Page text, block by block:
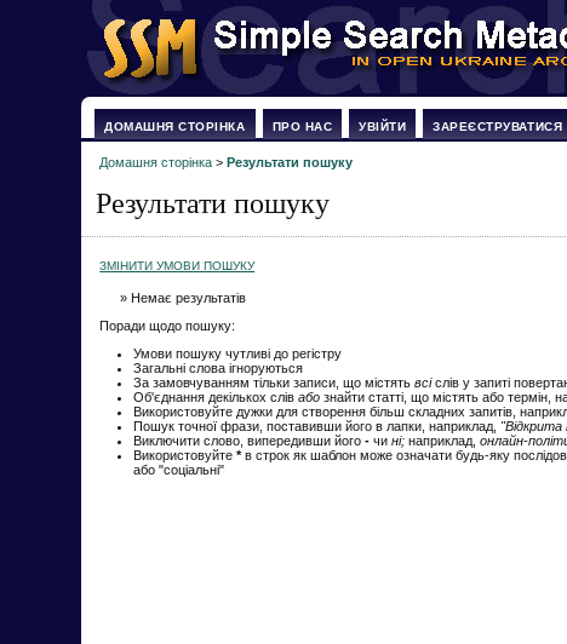
ДОМАШНЯ СТОРІНКА ПРО НАС УВІЙТИ ЗАРЕЄСТРУВАТИСЯ
Домашня сторінка >Результати пошуку
Результати пошуку
ЗМІНИТИ УМОВИ ПОШУКУ
» Немає результатів
Поради щодо пошуку:
Умови пошуку чутливі до регістру
Загальні слова ігноруються
За замовчуванням тільки записи, що містятьвсіслів у запиті
Об'єднання декількох слівабо знайти статті, що містять або термін,
Використовуйте дужки для створення більш складних запитів,
Пошук точної фрази, поставивши його в лапки, наприклад, "Відкрита
Виключити слово, випередивши його- чині; наприклад,онлайн-
Використовуйте*в строк як шаблон може означати будь-яку
або "соціальні"